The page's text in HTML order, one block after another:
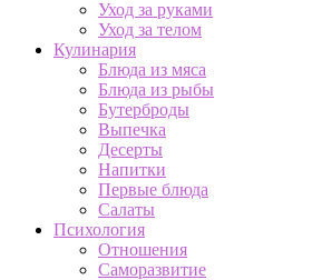
Уход за руками
Уход за телом
Кулинария
Блюда из мяса
Блюда из рыбы
Бутерброды
Выпечка
Десерты
Напитки
Первые блюда
Салаты
Психология
Отношения
Саморазвитие